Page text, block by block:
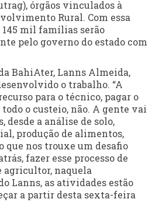
órgãos vinculados à
Rural. Com essa
145 mil famílias serão
pelo governo do estado com
BahiAter, Lanns Almeida,
o trabalho. “A
para o técnico, pagar o
o custeio, não. A gente vai
a análise de solo,
produção de alimentos,
que nos trouxe um desafio
fazer esse processo de
agricultor, naquela
Lanns, as atividades estão
a partir desta sexta-feira